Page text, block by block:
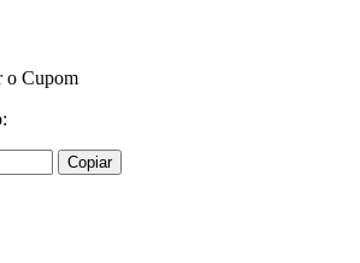
o Cupom
Copiar